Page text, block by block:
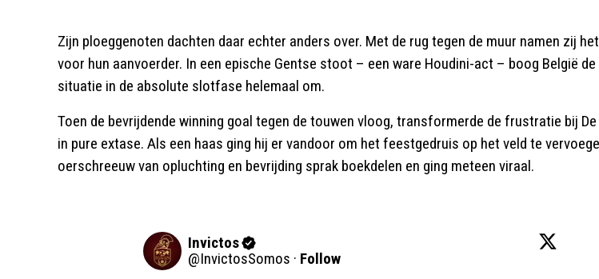
Zijn ploeggenoten dachten daar echter anders over. Met de rug tegen de muur namen zij
voor hun aanvoerder. In een epische Gentse stoot – een ware Houdini-act – boog België de
situatie in de absolute slotfase helemaal om.
Toen de bevrijdende winning goal tegen de touwen vloog, transformerde de frustratie bij De
in pure extase. Als een haas ging hij er vandoor om het feestgedruis op het veld te
oerschreeuw van opluchting en bevrijding sprak boekdelen en ging meteen viraal.
Invictos
@InvictosSomos · Follow